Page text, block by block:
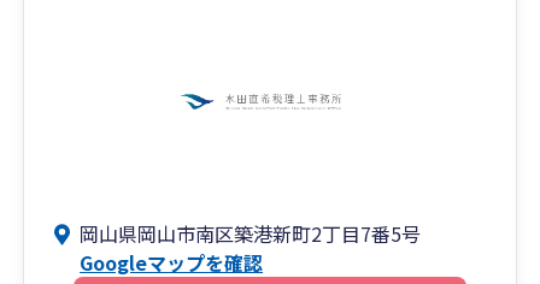
岡山県岡山市南区築港新町2丁目7番5号
Googleマップを確認